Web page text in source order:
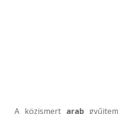
A közismert arab